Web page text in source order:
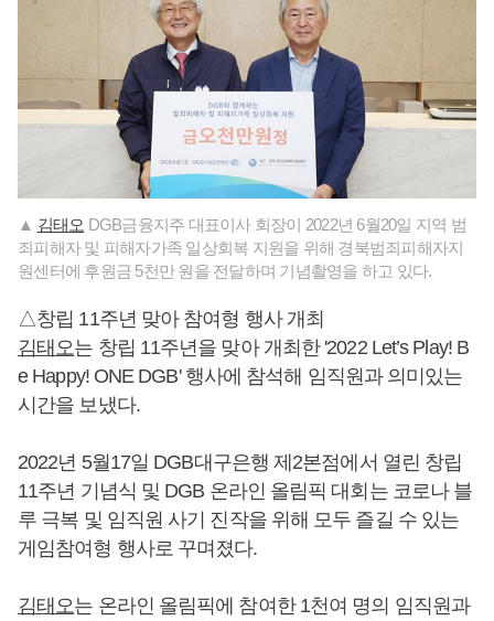
▲ 김태오 DGB금융지주 대표이사 회장이 2022년 6월20일 지역 범
죄피해자 및 피해자가족 일상회복 지원을 위해 경북범죄피해자지
원센터에 후원금 5천만 원을 전달하며 기념촬영을 하고 있다.
△창립 11주년 맞아 참여형 행사 개최
김태오는 창립 11주년을 맞아 개최한 '2022 Let’s Play! B
e Happy! ONE DGB' 행사에 참석해 임직원과 의미있는
시간을 보냈다.
2022년 5월17일 DGB대구은행 제2본점에서 열린 창립
11주년 기념식 및 DGB 온라인 올림픽 대회는 코로나 블
루 극복 및 임직원 사기 진작을 위해 모두 즐길 수 있는
게임참여형 행사로 꾸며졌다.
김태오는 온라인 올림픽에 참여한 1천여 명의 임직원과